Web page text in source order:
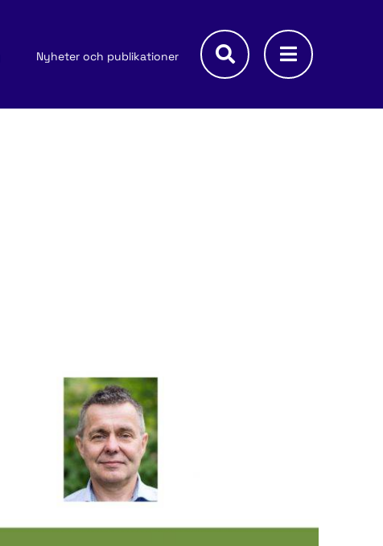
Nyheter och publikationer